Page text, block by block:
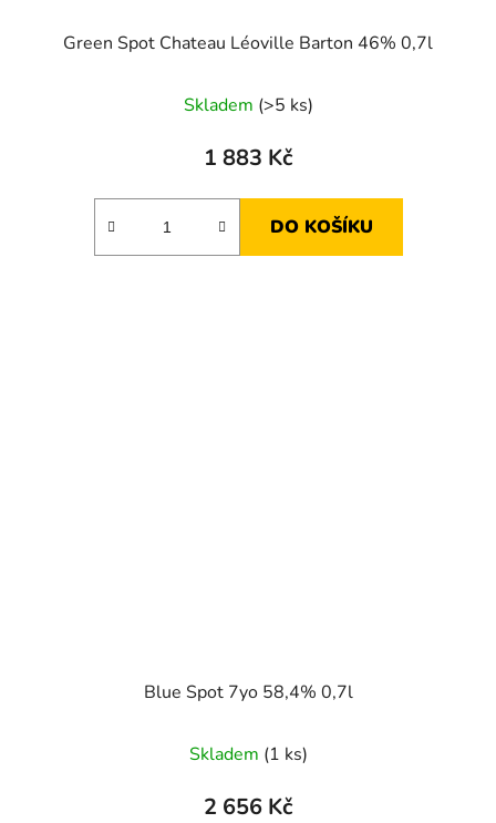
Green Spot Chateau Léoville Barton 46% 0,7l
Skladem (>5 ks)
1 883 Kč
DO KOŠÍKU
Blue Spot 7yo 58,4% 0,7l
Skladem (1 ks)
2 656 Kč